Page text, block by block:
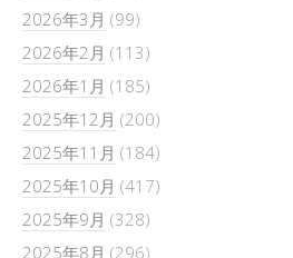
2026年3月 (99)
2026年2月 (113)
2026年1月 (185)
2025年12月 (200)
2025年11月 (184)
2025年10月 (417)
2025年9月 (328)
2025年8月 (296)